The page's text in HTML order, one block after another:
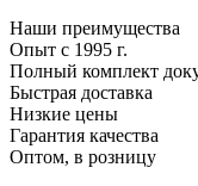
Наши преимущества
Опыт с 1995 г.
Полный комплект
Быстрая доставка
Низкие цены
Гарантия качества
Оптом, в розницу